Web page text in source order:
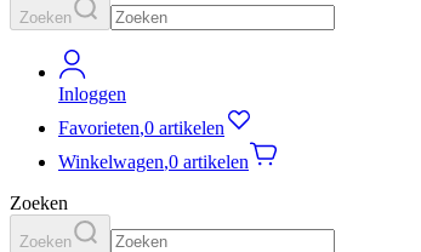
Zoeken
Inloggen
Favorieten,0 artikelen
Winkelwagen,0 artikelen
Zoeken
Zoeken